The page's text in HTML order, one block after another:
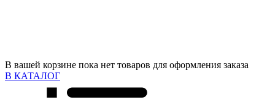
В вашей корзине пока нет товаров для оформления заказа
В КАТАЛОГ